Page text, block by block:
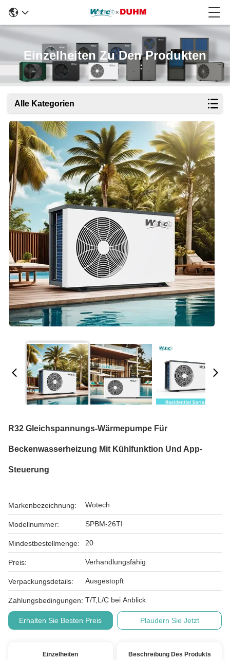
Einzelheiten Zu Den Produkten
Alle Kategorien
R32 Gleichspannungs-Wärmepumpe Für
Beckenwasserheizung Mit Kühlfunktion Und App-
Steuerung
Markenbezeichnung: Wotech
Modellnummer: SPBM-26TI
Mindestbestellmenge: 20
Preis: Verhandlungsfähig
Verpackungsdetails: Ausgestopft
Zahlungsbedingungen: T/T,L/C bei Anblick
Erhalten Sie Besten Preis Plaudern Sie Jetzt
Einzelheiten Beschreibung Des Produkts